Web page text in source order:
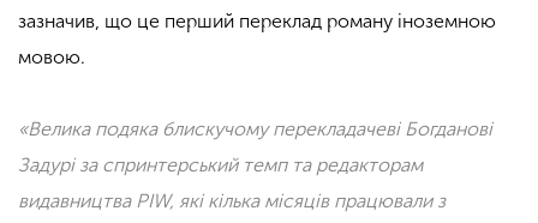
зазначив, що це перший переклад роману іноземною
мовою.
«Велика подяка блискучому перекладачеві Богданові
Задурі за спринтерський темп та редакторам
видавництва PIW, які кілька місяців працювали з